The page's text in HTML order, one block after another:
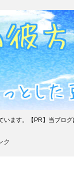
ます。【PR】当ブロ
ク